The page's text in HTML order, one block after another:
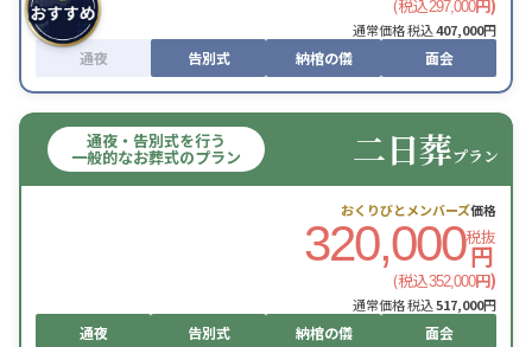
(税込297,000円)
通常価格 税込407,000円
通夜 告別式 納棺の儀 面会
通夜・告別式を行う
一般的なお葬式のプラン 二日葬プラン
おくりびとメンバーズ価格
320,000税抜
円
(税込352,000円)
通常価格 税込517,000円
通夜 告別式 納棺の儀 面会